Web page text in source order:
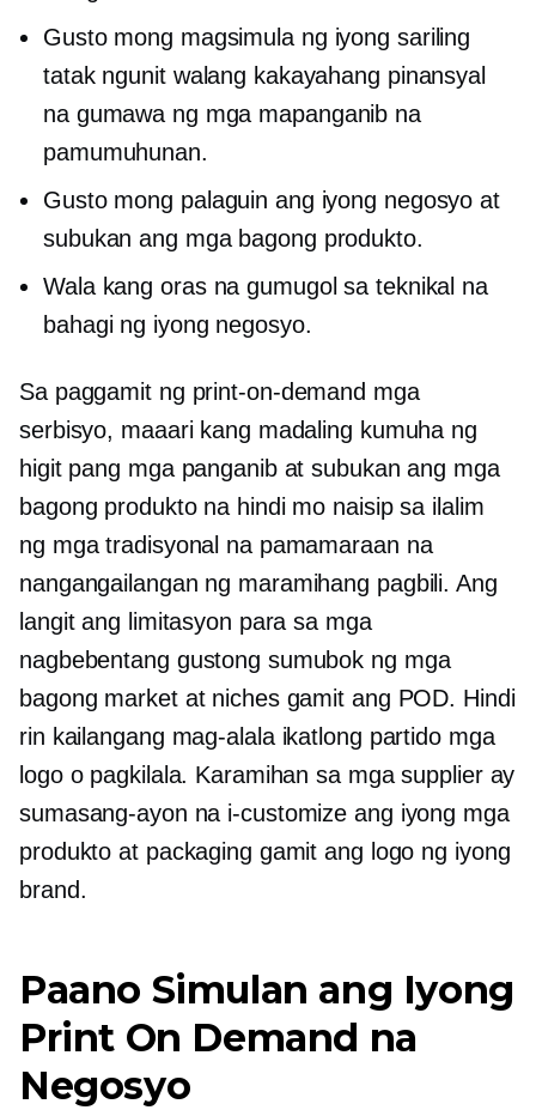
Gusto mong magsimula ng iyong sariling
tatak ngunit walang kakayahang pinansyal
na gumawa ng mga mapanganib na
pamumuhunan.
Gusto mong palaguin ang iyong negosyo at
subukan ang mga bagong produkto.
Wala kang oras na gumugol sa teknikal na
bahagi ng iyong negosyo.
Sa paggamit ng print-on-demand mga
serbisyo, maaari kang madaling kumuha ng
higit pang mga panganib at subukan ang mga
bagong produkto na hindi mo naisip sa ilalim
ng mga tradisyonal na pamamaraan na
nangangailangan ng maramihang pagbili. Ang
langit ang limitasyon para sa mga
nagbebentang gustong sumubok ng mga
bagong market at niches gamit ang POD. Hindi
rin kailangang mag-alala ikatlong partidomga
logo o pagkilala. Karamihan sa mga supplier ay
sumasang-ayon na i-customize ang iyong mga
produkto at packaging gamit ang logo ng iyong
brand.
Paano Simulan ang Iyong
Print On Demand na
Negosyo